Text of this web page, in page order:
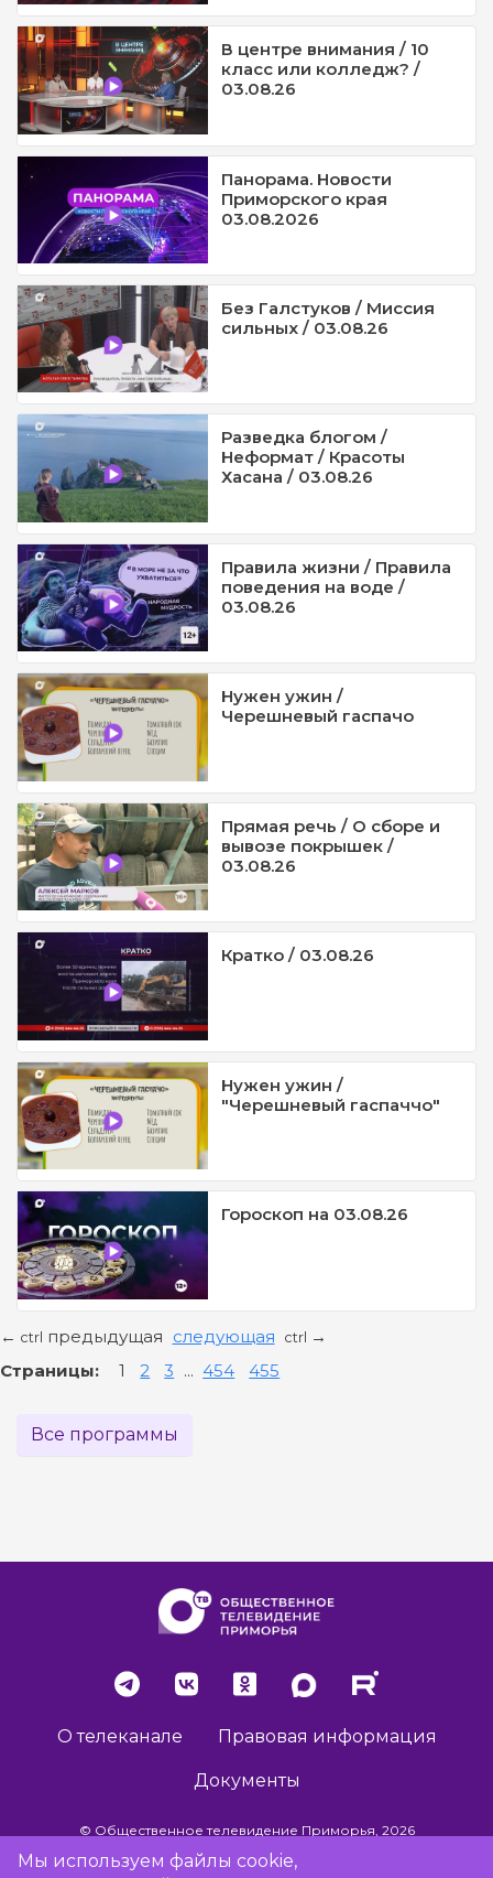
В центре внимания / 10
класс или колледж? /
03.08.26
Панорама. Новости
Приморского края
03.08.2026
Без Галстуков / Миссия
сильных / 03.08.26
Разведка блогом /
Неформат / Красоты
Хасана / 03.08.26
Правила жизни / Правила
поведения на воде /
03.08.26
Нужен ужин /
Черешневый гаспачо
Прямая речь / О сборе и
вывозе покрышек /
03.08.26
Кратко / 03.08.26
Нужен ужин /
"Черешневый гаспаччо"
Гороскоп на 03.08.26
← ctrl предыдущая следующая ctrl →
Страницы: 1 2 3 ... 454 455
Все программы
О телеканале Правовая информация
Документы
© Общественное телевидение Приморья, 2026
Мы используем файлы cookie,